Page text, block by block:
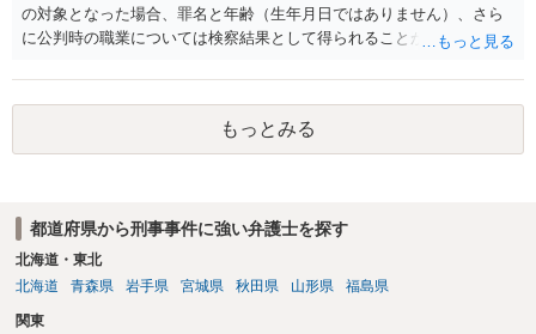
の対象となった場合、罪名と年齢（生年月日ではありません）、さら
に公判時の職業については検察結果として得られることが通常です。
もっとみる
都道府県から刑事事件に強い弁護士を探す
北海道・東北
北海道
青森県 岩手県 宮城県 秋田県 山形県 福島県
関東